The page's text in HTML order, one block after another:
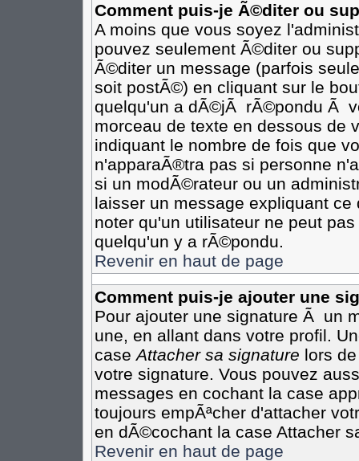
Comment puis-je Ã©diter ou
A moins que vous soyez
pouvez seulement Ã©diter ou
Ã©diter un message (parfois
soit postÃ©) en cliquant sur le
quelqu'un a dÃ©jÃ rÃ©pondu Ã
morceau de texte en dessous de
indiquant le nombre de fois que
n'apparaÃ®tra pas si personne
si un modÃ©rateur ou un
laisser un message expliquant
noter qu'un utilisateur ne peut
quelqu'un y a rÃ©pondu.
Revenir en haut de page
Comment puis-je ajouter une
Pour ajouter une signature Ã un
une, en allant dans votre profil.
caseAttacher sa signature lors
votre signature. Vous pouvez
messages en cochant la case
toujours empÃªcher d'attacher
en dÃ©cochant la case Attacher
Revenir en haut de page